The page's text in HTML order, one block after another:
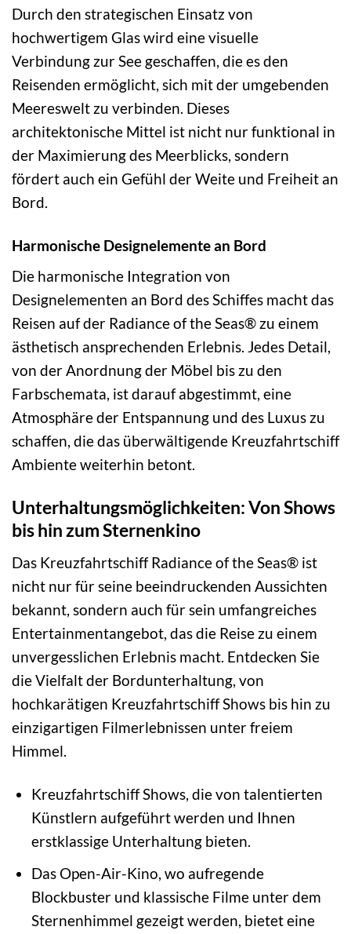
Durch den strategischen Einsatz von
hochwertigem Glas wird eine visuelle
Verbindung zur See geschaffen, die es den
Reisenden ermöglicht, sich mit der umgebenden
Meereswelt zu verbinden. Dieses
architektonische Mittel ist nicht nur funktional in
der Maximierung des Meerblicks, sondern
fördert auch ein Gefühl der Weite und Freiheit an
Bord.
Harmonische Designelemente an Bord
Die harmonische Integration von
Designelementen an Bord des Schiffes macht das
Reisen auf der Radiance of the Seas® zu einem
ästhetisch ansprechenden Erlebnis. Jedes Detail,
von der Anordnung der Möbel bis zu den
Farbschemata, ist darauf abgestimmt, eine
Atmosphäre der Entspannung und des Luxus zu
schaffen, die das überwältigende Kreuzfahrtschiff
Ambiente weiterhin betont.
Unterhaltungsmöglichkeiten: Von Shows
bis hin zum Sternenkino
Das Kreuzfahrtschiff Radiance of the Seas® ist
nicht nur für seine beeindruckenden Aussichten
bekannt, sondern auch für sein umfangreiches
Entertainmentangebot, das die Reise zu einem
unvergesslichen Erlebnis macht. Entdecken Sie
die Vielfalt der Bordunterhaltung, von
hochkarätigen Kreuzfahrtschiff Shows bis hin zu
einzigartigen Filmerlebnissen unter freiem
Himmel.
Kreuzfahrtschiff Shows, die von talentierten
Künstlern aufgeführt werden und Ihnen
erstklassige Unterhaltung bieten.
Das Open-Air-Kino, wo aufregende
Blockbuster und klassische Filme unter dem
Sternenhimmel gezeigt werden, bietet eine